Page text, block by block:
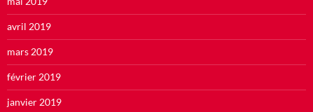
avril 2019
mars 2019
février 2019
janvier 2019